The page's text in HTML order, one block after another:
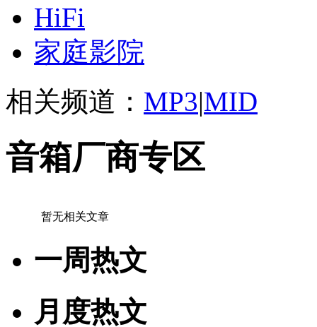
HiFi
家庭影院
相关频道： MP3|MID
音箱厂商专区
暂无相关文章
一周热文
月度热文